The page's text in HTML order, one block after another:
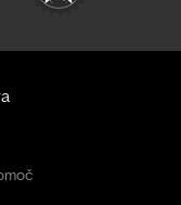
construction, 13-pin